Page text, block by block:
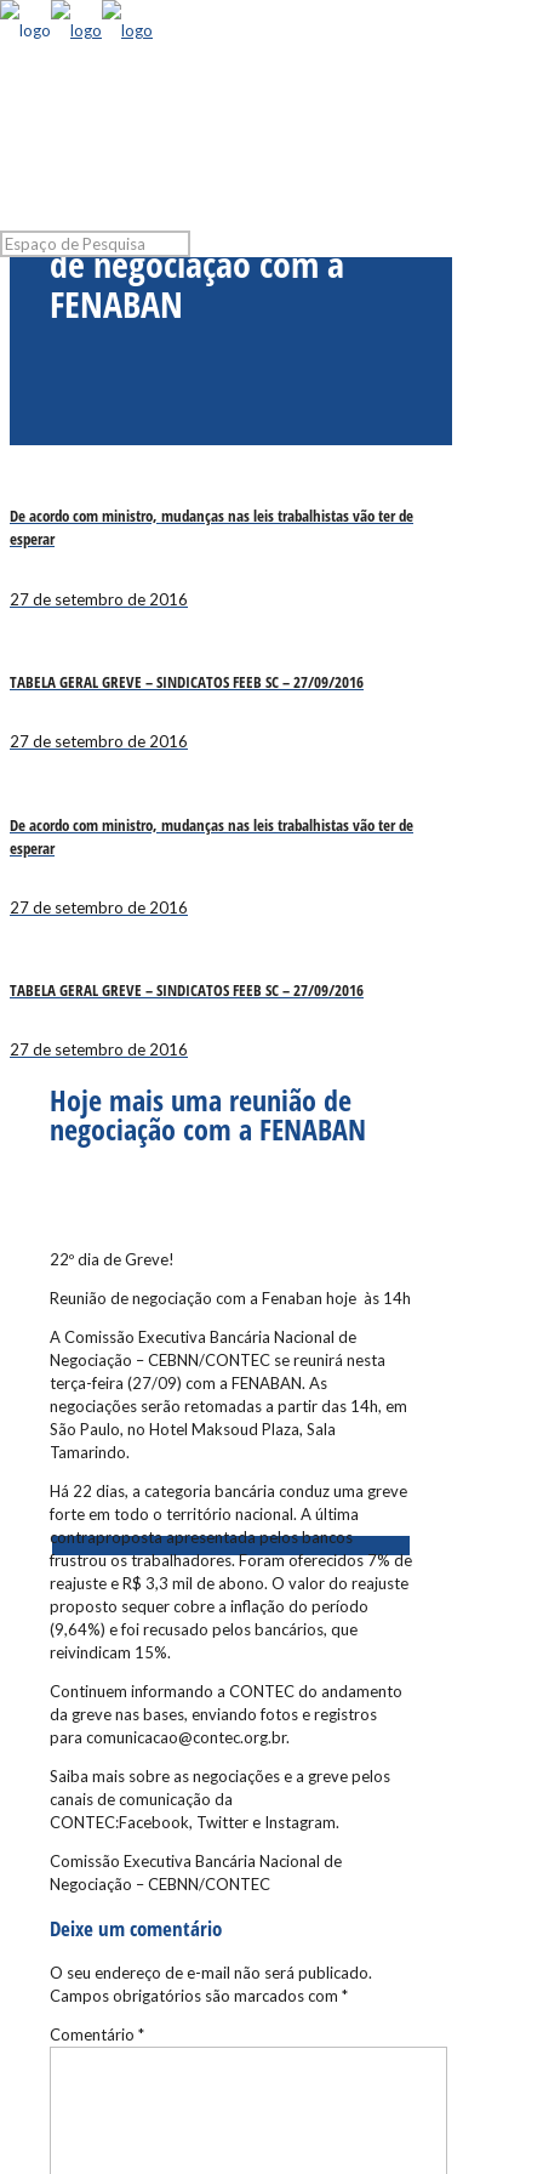
Hoje mais uma reunião
de negociação com a
FENABAN
De acordo com ministro, mudanças nas leis trabalhistas vão ter de
esperar
27 de setembro de 2016
TABELA GERAL GREVE – SINDICATOS FEEB SC – 27/09/2016
27 de setembro de 2016
De acordo com ministro, mudanças nas leis trabalhistas vão ter de
esperar
27 de setembro de 2016
TABELA GERAL GREVE – SINDICATOS FEEB SC – 27/09/2016
27 de setembro de 2016
Hoje mais uma reunião de
negociação com a FENABAN
22º dia de Greve!
Reunião de negociação com a Fenaban hoje às 14h
A Comissão Executiva Bancária Nacional de
Negociação – CEBNN/CONTEC se reunirá nesta
terça-feira (27/09) com a FENABAN. As
negociações serão retomadas a partir das 14h, em
São Paulo, no Hotel Maksoud Plaza, Sala
Tamarindo.
Há 22 dias, a categoria bancária conduz uma greve
forte em todo o território nacional. A última
contraproposta apresentada pelos bancos
frustrou os trabalhadores. Foram oferecidos 7% de
reajuste e R$ 3,3 mil de abono. O valor do reajuste
proposto sequer cobre a inflação do período
(9,64%) e foi recusado pelos bancários, que
reivindicam 15%.
Continuem informando a CONTEC do andamento
da greve nas bases, enviando fotos e registros
para comunicacao@contec.org.br.
Saiba mais sobre as negociações e a greve pelos
canais de comunicação da
CONTEC:Facebook, Twitter e Instagram.
Comissão Executiva Bancária Nacional de
Negociação – CEBNN/CONTEC
Deixe um comentário
O seu endereço de e-mail não será publicado.
Campos obrigatórios são marcados com *
Comentário *